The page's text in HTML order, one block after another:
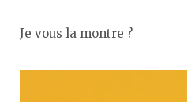
Je vous la montre ?